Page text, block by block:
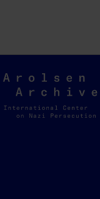
Arolsen
Archives